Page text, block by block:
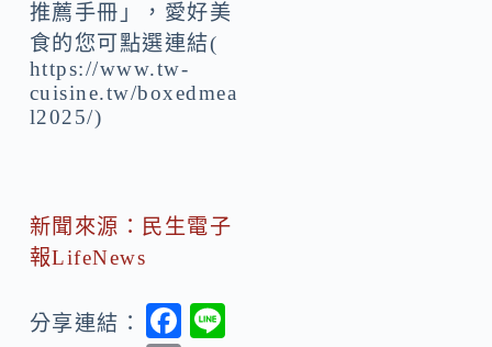
推薦手冊」，愛好美
食的您可點選連結(
https://www.tw-
cuisine.tw/boxedmea
l2025/)
新聞來源：民生電子
報LifeNews
分享連結：
F